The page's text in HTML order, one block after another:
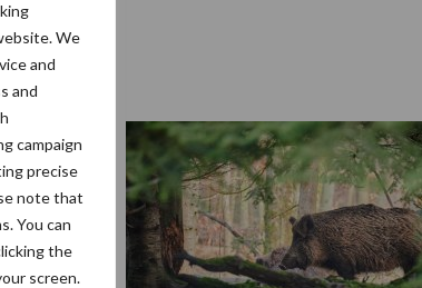
We
and
and
campaign
precise
note that
You can
the
screen.